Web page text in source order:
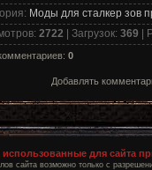
: Моды для сталкер зов
: 2722 | Загрузок: 369 |
: 0
Добавлять
для сайта
сайта возможно только с